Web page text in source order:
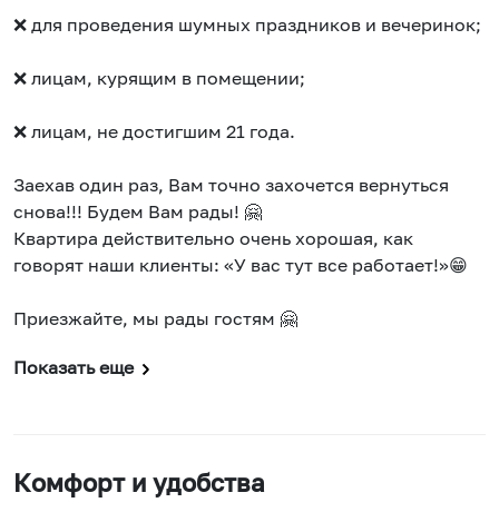
❌ для проведения шумных праздников и вечеринок;
❌ лицам, курящим в помещении;
❌ лицам, не достигшим 21 года.
Заехав один раз, Вам точно захочется вернуться
снова!!! Будем Вам рады! 🤗
Квартира действительно очень хорошая, как
говорят наши клиенты: «У вас тут все работает!»😁
Приезжайте, мы рады гостям 🤗
Показать еще
Комфорт и удобства